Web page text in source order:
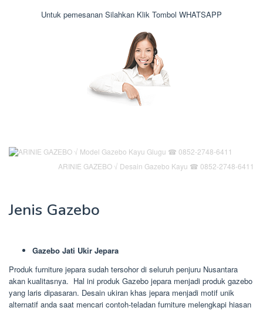
Untuk pemesanan Silahkan Klik Tombol WHATSAPP
ARINIE GAZEBO √ Desain Gazebo Kayu ☎ 0852-2748-6411
Jenis Gazebo
Gazebo Jati Ukir Jepara
Produk furniture jepara sudah tersohor di seluruh penjuru Nusantara
akan kualitasnya. Hal ini produk Gazebo jepara menjadi produk gazebo
yang laris dipasaran. Desain ukiran khas jepara menjadi motif unik
alternatif anda saat mencari contoh-teladan furniture melengkapi hiasan